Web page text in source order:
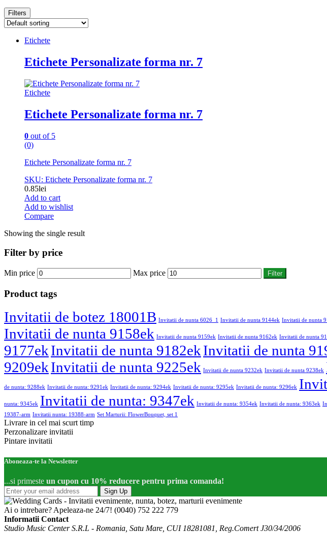
Filters
Etichete
Etichete Personalizate forma nr. 7
Etichete
Etichete Personalizate forma nr. 7
0 out of 5
(0)
Etichete Personalizate forma nr. 7
SKU: Etichete Personalizate forma nr. 7
0.85lei
Add to cart
Add to wishlist
Compare
Showing the single result
Filter by price
Min price Max price Filter
Product tags
Invitatii de botez 18001B Invitatii de nunta 6026_1 Invitatii de nunta 9144ek Invitatii de nunta
Invitatii de nunta 9158ek Invitatii de nunta 9159ek Invitatii de nunta 9162ek Invitatii de nunta
9177ekInvitatii de nunta 9182ekInvitatii de nunta
9209ekInvitatii de nunta 9225ek Invitatii de nunta 9232ek Invitatii de nunta 9238ek
de nunta: 9288ek Invitatii de nunta: 9291ek Invitatii de nunta: 9294ek Invitatii de nunta: 9295ek Invitatii de nunta: 9296ek
nunta: 9345ek Invitatii de nunta: 9347ek Invitatii de nunta: 9354ek Invitatii de nunta: 9363ek
19387-arm Invitatii nunta: 19388-arm Set Marturii: FlowerBouquet, set 1
Livrare in cel mai scurt timp
Perzonalizare invitatii
Pintare invitatii
Aboneaza-te la Newsletter
...si primeste un cupon cu 10% reducere pentru prima comanda!
Sign Up
Ai o intrebare? Apeleaza-ne 24/7! (0040) 752 222 779
Informatii Contact
Studio Music Center S.R.L - Romania, Satu Mare, CUI 18281081, Reg.Comert J30/34/2006